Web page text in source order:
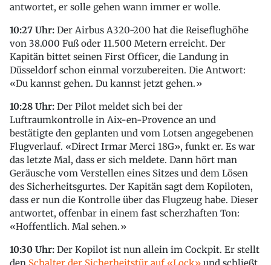
antwortet, er solle gehen wann immer er wolle.
10:27 Uhr: Der Airbus A320-200 hat die Reiseflughöhe
von 38.000 Fuß oder 11.500 Metern erreicht. Der
Kapitän bittet seinen First Officer, die Landung in
Düsseldorf schon einmal vorzubereiten. Die Antwort:
«Du kannst gehen. Du kannst jetzt gehen.»
10:28 Uhr: Der Pilot meldet sich bei der
Luftraumkontrolle in Aix-en-Provence an und
bestätigte den geplanten und vom Lotsen angegebenen
Flugverlauf. «Direct Irmar Merci 18G», funkt er. Es war
das letzte Mal, dass er sich meldete. Dann hört man
Geräusche vom Verstellen eines Sitzes und dem Lösen
des Sicherheitsgurtes. Der Kapitän sagt dem Kopiloten,
dass er nun die Kontrolle über das Flugzeug habe. Dieser
antwortet, offenbar in einem fast scherzhaften Ton:
«Hoffentlich. Mal sehen.»
10:30 Uhr: Der Kopilot ist nun allein im Cockpit. Er stellt